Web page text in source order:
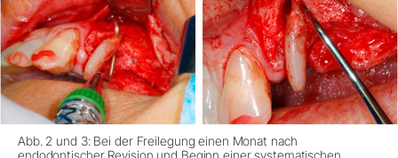
Abb. 2 und 3: Bei der Freilegung einen Monat nach
endodontischer Revision und Beginn einer systematischen